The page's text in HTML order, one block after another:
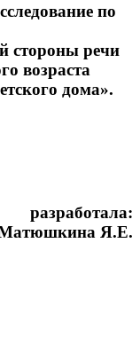
по
стороны речи
возраста
дома».
разработала:
Матюшкина Я.Е.